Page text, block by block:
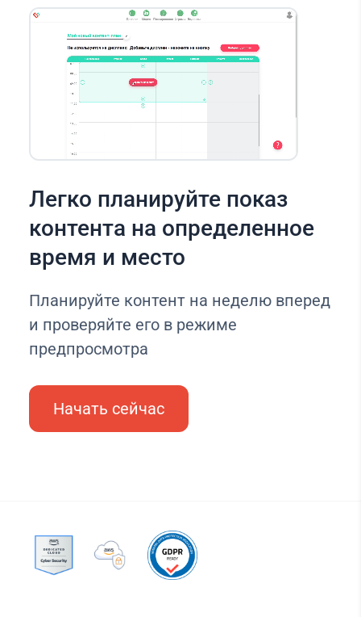
Легко планируйте показ
контента на определенное
время и место
Планируйте контент на неделю вперед
и проверяйте его в режиме
предпросмотра
Начать сейчас